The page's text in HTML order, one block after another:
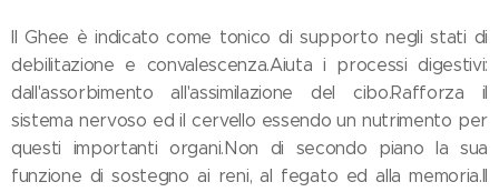
Il Ghee è indicato come tonico di supporto negli stati di
debilitazione e convalescenza.Aiuta i processi digestivi:
dall'assorbimento all'assimilazione del cibo.Rafforza il
sistema nervoso ed il cervello essendo un nutrimento per
questi importanti organi.Non di secondo piano la sua
funzione di sostegno ai reni, al fegato ed alla memoria.Il